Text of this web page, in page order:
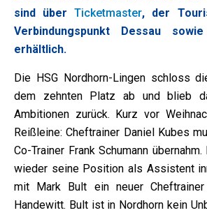
sind überTicketmaster, der
Verbindungspunkt Dessau
erhältlich.
Die HSG Nordhorn-Lingen schloss
dem zehnten Platz ab und blieb
Ambitionen zurück. Kurz vor
Reißleine: Cheftrainer Daniel Kubes
Co-Trainer Frank Schumann
wieder seine Position als Assistent
mit Mark Bult ein neuer
Handewitt. Bult ist in Nordhorn kein